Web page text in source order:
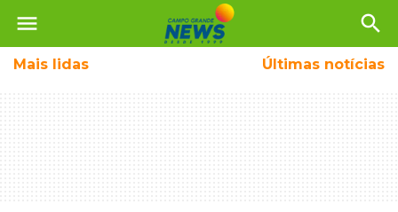
menu search
Mais lidas Últimas notícias